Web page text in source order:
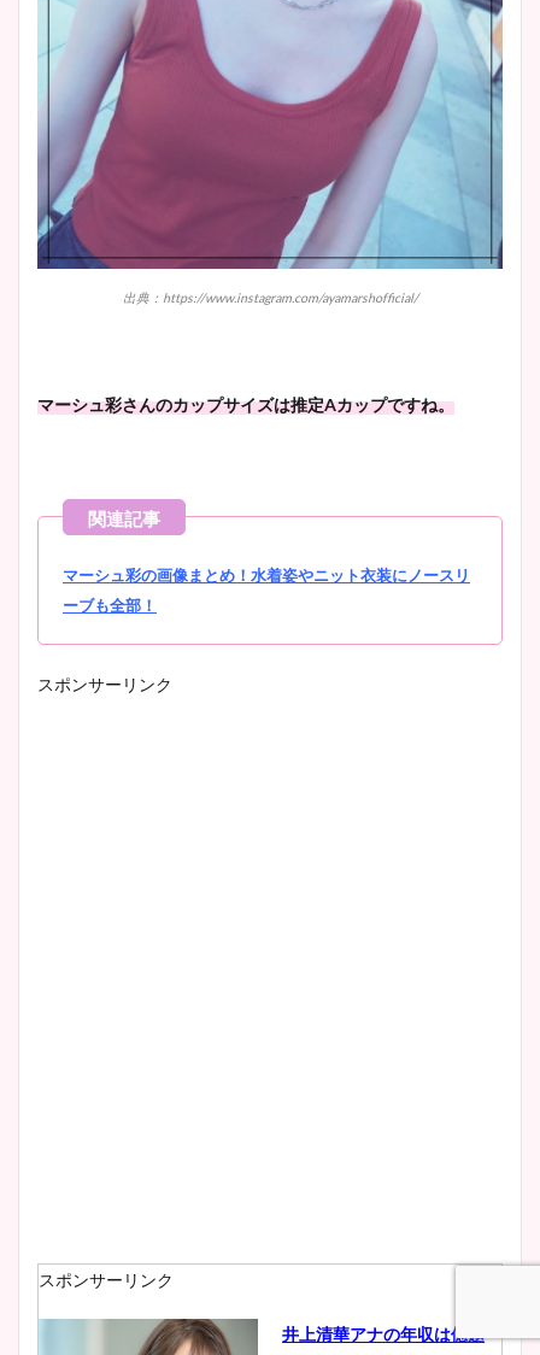
出典：https://www.instagram.com/ayamarshofficial/
マーシュ彩さんのカップサイズは推定Aカップですね。
マーシュ彩の画像まとめ！水着姿やニット衣装にノースリ
ーブも全部！
スポンサーリンク
スポンサーリンク
井上清華アナの年収は億越